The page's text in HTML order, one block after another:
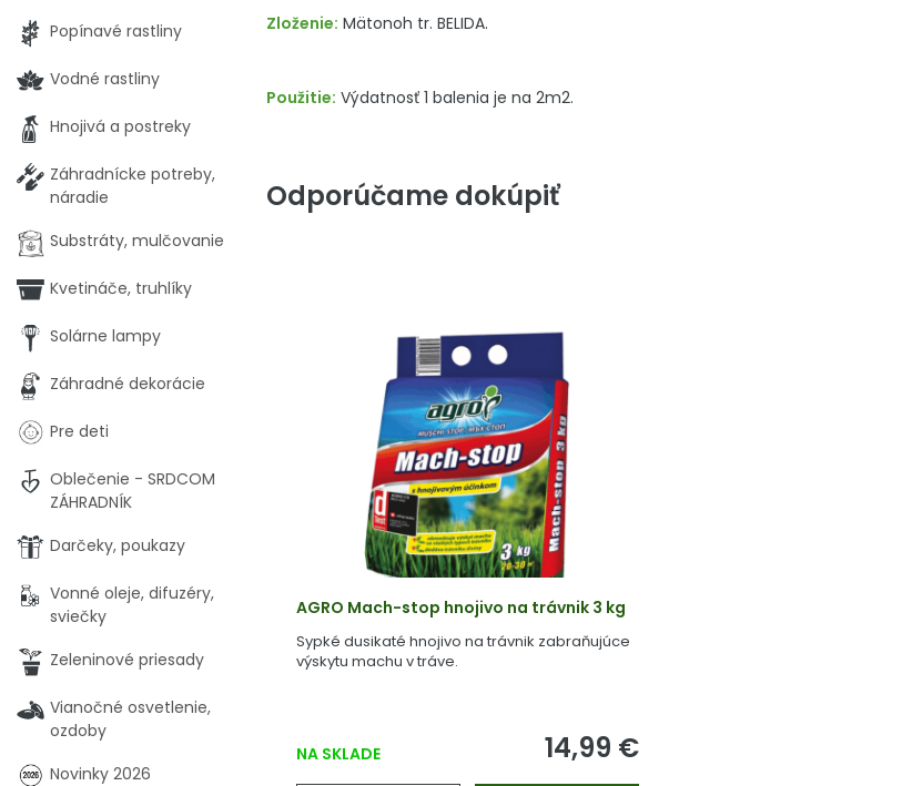
Zloženie: Mätonoh tr. BELIDA.
Použitie: Výdatnosť 1 balenia je na 2m2.
Odporúčame dokúpiť
AGRO Mach-stop hnojivo na trávnik 3 kg
Sypké dusikaté hnojivo na trávnik zabraňujúce
výskytu machu v tráve.
NA SKLADE 14,99 €
Popínavé rastliny
Vodné rastliny
Hnojivá a postreky
Záhradnícke potreby,
náradie
Substráty, mulčovanie
Kvetináče, truhlíky
Solárne lampy
Záhradné dekorácie
Pre deti
Oblečenie - SRDCOM
ZÁHRADNÍK
Darčeky, poukazy
Vonné oleje, difuzéry,
sviečky
Zeleninové priesady
Vianočné osvetlenie,
ozdoby
Novinky 2026